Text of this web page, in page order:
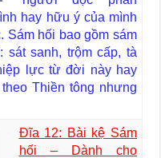
hay hữu ý của mình
Sám hối bao gồm sám
sát sanh, trộm cấp, tà
lực từ đời này hay
Thiền tông nhưng
Đĩa 12: Bài kệ Sám
hối – Dành cho